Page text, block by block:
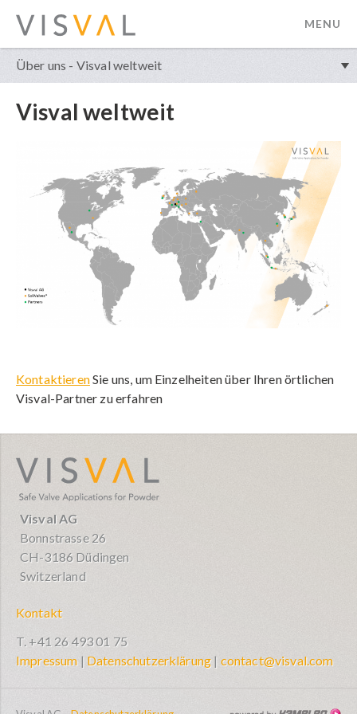
MENU
Über uns - Visval weltweit
Visval weltweit
KontaktierenSie uns, um Einzelheiten über Ihren örtlichen
Visval-Partner zu erfahren
Visval AG
Bonnstrasse 26
CH-3186 Düdingen
Switzerland
Kontakt
T. +41 26 493 01 75
Impressum | Datenschutzerklärung | contact@visval.com